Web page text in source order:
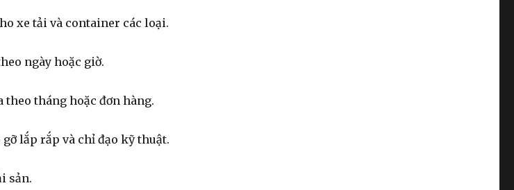
xe tải và container các loại.
ngày hoặc giờ.
theo tháng hoặc đơn hàng.
lắp rắp và chỉ đạo kỹ thuật.
sản.